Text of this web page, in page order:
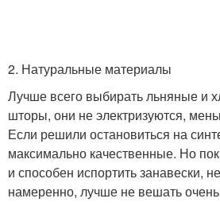
2. Натуральные материалы
Лучше всего выбирать льняные и
шторы, они не электризуются,
Если решили остановиться на
максимально качественные. Но
и способен испортить занавески,
намеренно, лучше не вешать